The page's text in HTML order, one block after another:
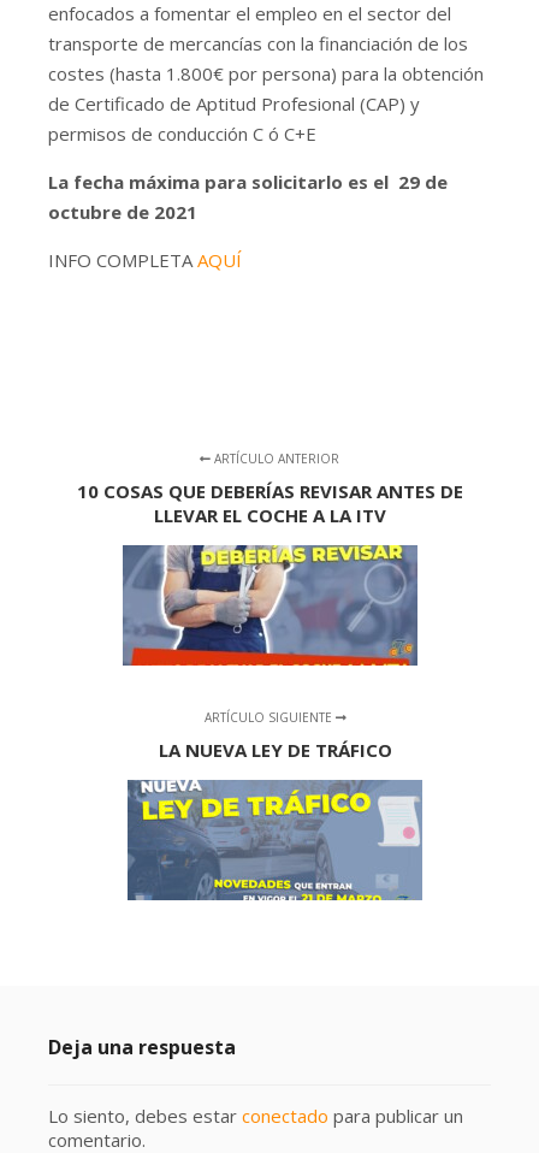
enfocados a fomentar el empleo en el sector del
transporte de mercancías con la financiación de los
costes (hasta 1.800€ por persona) para la obtención
de Certificado de Aptitud Profesional (CAP) y
permisos de conducción C ó C+E
La fecha máxima para solicitarlo es el 29 de
octubre de 2021
INFO COMPLETAAQUÍ
ARTÍCULO ANTERIOR
10 COSAS QUE DEBERÍAS REVISAR ANTES DE
LLEVAR EL COCHE A LA ITV
ARTÍCULO SIGUIENTE
LA NUEVA LEY DE TRÁFICO
Deja una respuesta
Lo siento, debes estar conectado para publicar un
comentario.